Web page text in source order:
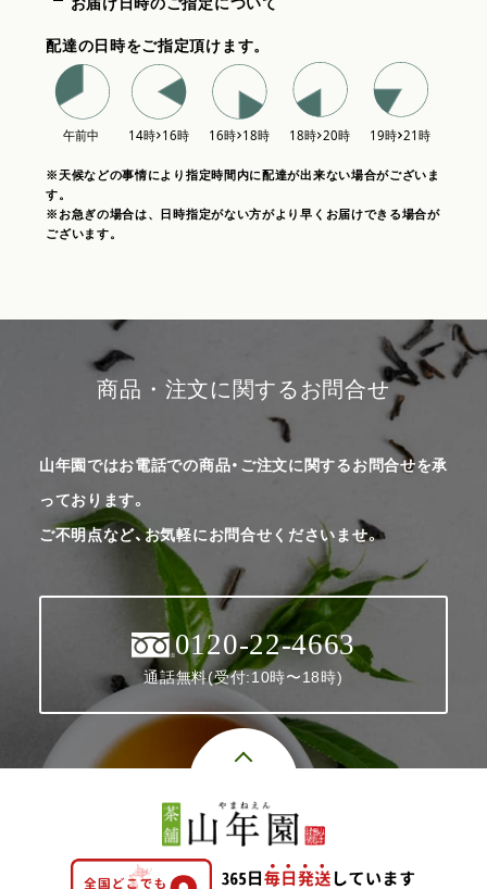
お届け日時のご指定について
配達の日時をご指定頂けます。
※天候などの事情により指定時間内に配達が出来ない場合がございま
す。
※お急ぎの場合は、日時指定がない方がより早くお届けできる場合が
ございます。
商品・注文に関するお問合せ
山年園ではお電話での商品・ご注文に関するお問合せを承
っております。
ご不明点など、お気軽にお問合せくださいませ。
0120-22-4663
通話無料(受付:10時〜18時)